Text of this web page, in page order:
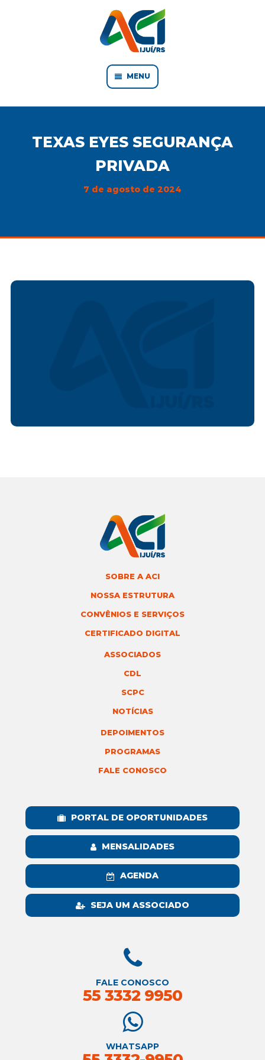
MENU
TEXAS EYES SEGURANÇA
PRIVADA
7 de agosto de 2024
SOBRE A ACI
NOSSA ESTRUTURA
CONVÊNIOS E SERVIÇOS
CERTIFICADO DIGITAL
ASSOCIADOS
CDL
SCPC
NOTÍCIAS
DEPOIMENTOS
PROGRAMAS
FALE CONOSCO
PORTAL DE OPORTUNIDADES
MENSALIDADES
AGENDA
SEJA UM ASSOCIADO
FALE CONOSCO
55 3332 9950
WHATSAPP